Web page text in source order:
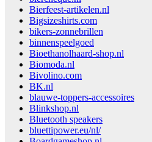
Bierfeest-artikelen.nl
Bigsizeshirts.com
bikers-zonnebrillen
binnenspeelgoed
Bioethanolhaard-shop.nl
Biomoda.nl
Bivolino.com
BK.nl
blauwe-toppers-accessoires
Blinkshop.nl
Bluetooth speakers
bluettipower.eu/nl/